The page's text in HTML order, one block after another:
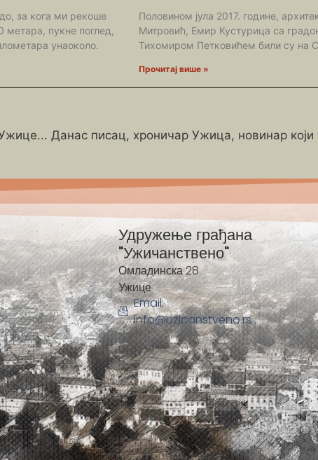
за кога ми рекоше
пукне поглед,
унаоколо.
Половином јула 2017. године,
Митровић, Емир Кустурица са
Тихомиром Петковићем били су на
Прочитај више »
Данас писац, хроничар Ужица, новинар који
Удружење грађана
"Ужичанствено"
Омладинска 28
Ужице
Email:
info@uzicanstveno.rs